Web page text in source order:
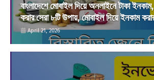
বাংলাদেশে মোবাইল দিয়ে অনলাইনে টাকা
করার সেরা ৮টি উপায়, মোবাইল দিয়ে ইনকাম
April 21, 2026